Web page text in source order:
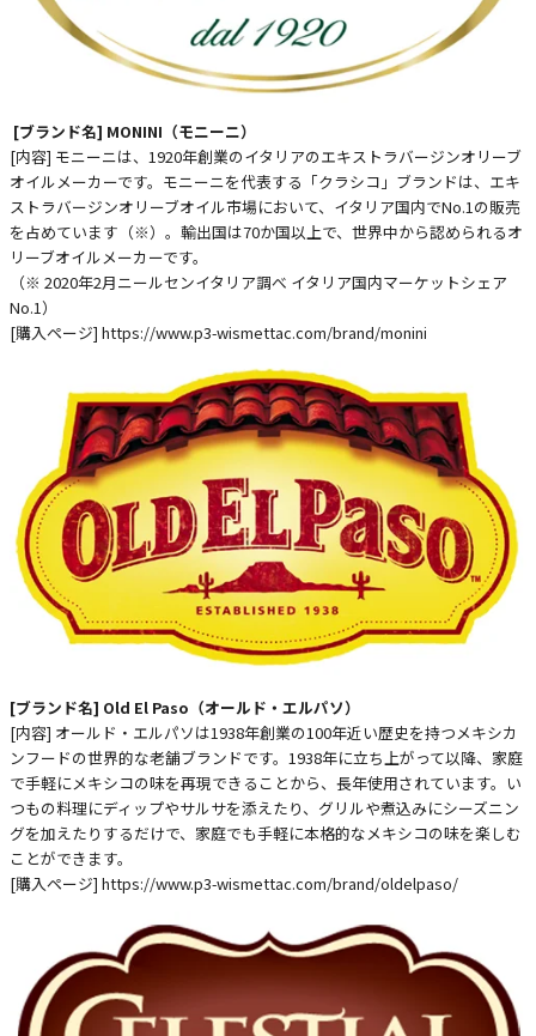
[ブランド名] MONINI（モニーニ）
[内容] モニーニは、1920年創業のイタリアのエキストラバージンオリーブ
オイルメーカーです。モニーニを代表する「クラシコ」ブランドは、エキ
ストラバージンオリーブオイル市場において、イタリア国内でNo.1の販売
を占めています（※）。輸出国は70か国以上で、世界中から認められるオ
リーブオイルメーカーです。
（※ 2020年2月ニールセンイタリア調べ イタリア国内マーケットシェア
No.1）
[購入ページ] https://www.p3-wismettac.com/brand/monini
[ブランド名] Old El Paso（オールド・エルパソ）
[内容] オールド・エルパソは1938年創業の100年近い歴史を持つメキシカ
ンフードの世界的な老舗ブランドです。1938年に立ち上がって以降、家庭
で手軽にメキシコの味を再現できることから、長年使用されています。い
つもの料理にディップやサルサを添えたり、グリルや煮込みにシーズニン
グを加えたりするだけで、家庭でも手軽に本格的なメキシコの味を楽しむ
ことができます。
[購入ページ] https://www.p3-wismettac.com/brand/oldelpaso/